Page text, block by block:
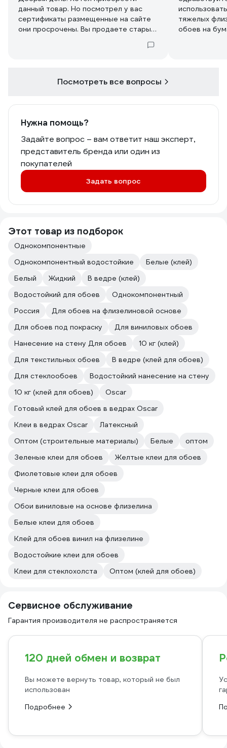
Мое заключение - НЕ РАЗВОДИТЕ
КЛЕЙ ПРИ СКЛЕИВАНИИ
СТЕКЛОХОЛСТА СО СТЕНОЙ.
данный товар. Но посмотрел у вас
сертификаты размещенные на сайте
они просрочены. Вы продаете старый
тяжелых
обоев на
Посмотреть все вопросы
Нужна помощь?
Задайте вопрос – вам ответит наш эксперт,
представитель бренда или один из
покупателей
Задать вопрос
Этот товар из подборок
Однокомпонентные
Однокомпонентный водостойкие
Белые (клей)
Белый
Жидкий
В ведре (клей)
Водостойкий для обоев
Однокомпонентный
Россия
Для обоев на флизелиновой основе
Для обоев под покраску
Для виниловых обоев
Нанесение на стену Для обоев
10 кг (клей)
Для текстильных обоев
В ведре (клей для обоев)
Для стеклообоев
Водостойкий нанесение на стену
10 кг (клей для обоев)
Oscar
Готовый клей для обоев в ведрах Oscar
Клеи в ведрах Oscar
Латексный
Оптом (строительные материалы)
Белые
оптом
Зелeные клеи для обоев
Жeлтые клеи для обоев
Фиолетовые клеи для обоев
Чeрные клеи для обоев
Обои виниловые на основе флизелина
Белые клеи для обоев
Клей для обоев винил на флизелине
Водостойкие клеи для обоев
Клеи для стеклохолста
Оптом (клей для обоев)
Сервисное обслуживание
Гарантия производителя не распространяется
120 дней обмен и возврат
Вы можете вернуть товар, который не был
использован
Подробнее